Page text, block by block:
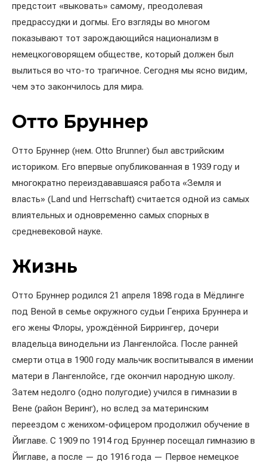
предстоит «выковать» самому, преодолевая
предрассудки и догмы. Его взгляды во многом
показывают тот зарождающийся национализм в
немецкоговорящем обществе, который должен был
вылиться во что-то трагичное. Сегодня мы ясно видим,
чем это закончилось для мира.
Отто Бруннер
Отто Бруннер (нем. Otto Brunner) был австрийским
историком. Его впервые опубликованная в 1939 году и
многократно переиздававшаяся работа «Земля и
власть» (Land und Herrschaft) считается одной из самых
влиятельных и одновременно самых спорных в
средневековой науке.
Жизнь
Отто Бруннер родился 21 апреля 1898 года в Мёдлинге
под Веной в семье окружного судьи Генриха Бруннера и
его жены Флоры, урождённой Биррингер, дочери
владельца винодельни из Лангенлойса. После ранней
смерти отца в 1900 году мальчик воспитывался в имении
матери в Лангенлойсе, где окончил народную школу.
Затем недолго (одно полугодие) учился в гимназии в
Вене (район Веринг), но вслед за материнским
переездом с женихом-офицером продолжил обучение в
Йиглаве. С 1909 по 1914 год Бруннер посещал гимназию в
Йиглаве, а после — до 1916 года — Первое немецкое